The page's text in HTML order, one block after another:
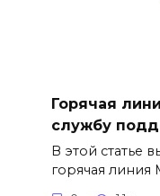
Горячая
службу
В этой статье
горячая